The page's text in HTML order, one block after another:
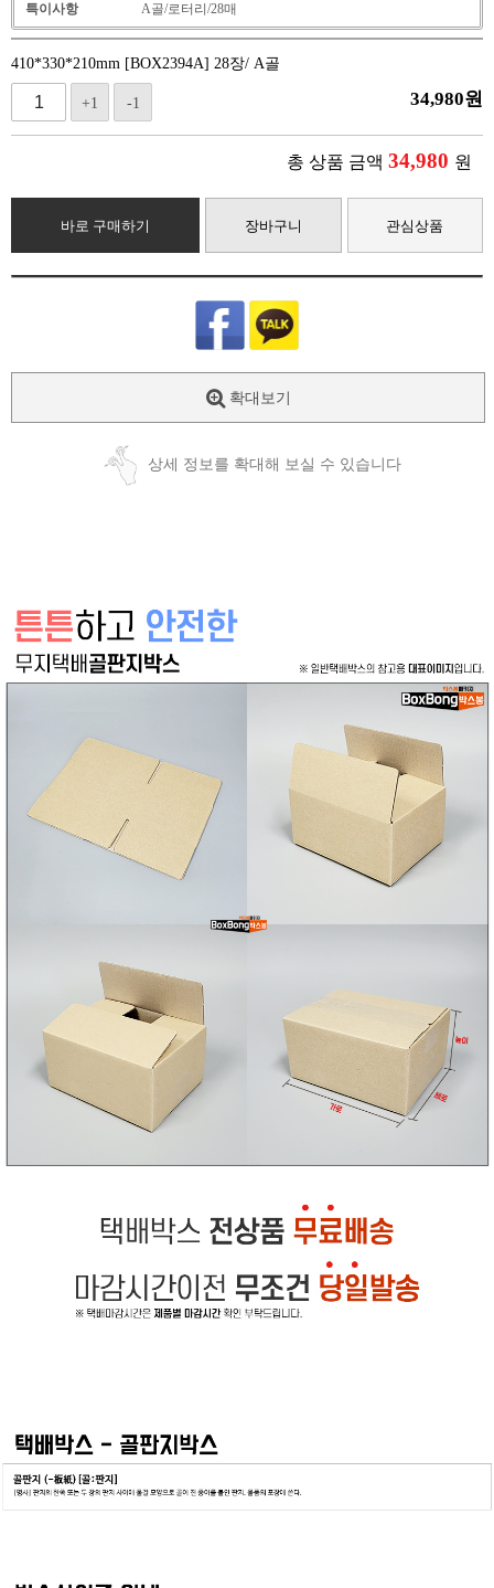
특이사항 A골/로터리/28매
410*330*210mm [BOX2394A] 28장/ A골
+1 -1 34,980원
총 상품 금액 34,980 원
바로 구매하기 장바구니 관심상품
확대보기
상세 정보를 확대해 보실 수 있습니다